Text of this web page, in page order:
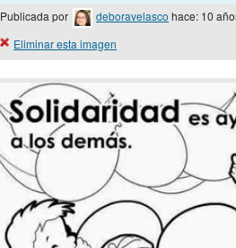
Publicada por deboravelasco hace: 10
Eliminar esta imagen